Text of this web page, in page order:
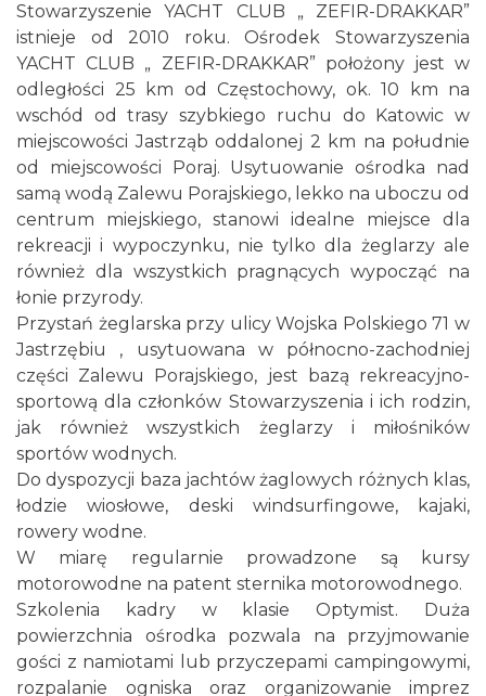
Stowarzyszenie YACHT CLUB „ ZEFIR-DRAKKAR”
istnieje od 2010 roku. Ośrodek Stowarzyszenia
YACHT CLUB „ ZEFIR-DRAKKAR” położony jest w
odległości 25 km od Częstochowy, ok. 10 km na
wschód od trasy szybkiego ruchu do Katowic w
miejscowości Jastrząb oddalonej 2 km na południe
od miejscowości Poraj. Usytuowanie ośrodka nad
samą wodą Zalewu Porajskiego, lekko na uboczu od
centrum miejskiego, stanowi idealne miejsce dla
rekreacji i wypoczynku, nie tylko dla żeglarzy ale
również dla wszystkich pragnących wypocząć na
łonie przyrody.
Przystań żeglarska przy ulicy Wojska Polskiego 71 w
Jastrzębiu , usytuowana w północno-zachodniej
części Zalewu Porajskiego, jest bazą rekreacyjno-
sportową dla członków Stowarzyszenia i ich rodzin,
jak również wszystkich żeglarzy i miłośników
sportów wodnych.
Do dyspozycji baza jachtów żaglowych różnych klas,
łodzie wiosłowe, deski windsurfingowe, kajaki,
rowery wodne.
W miarę regularnie prowadzone są kursy
motorowodne na patent sternika motorowodnego.
Szkolenia kadry w klasie Optymist. Duża
powierzchnia ośrodka pozwala na przyjmowanie
gości z namiotami lub przyczepami campingowymi,
rozpalanie ogniska oraz organizowanie imprez